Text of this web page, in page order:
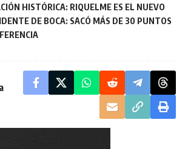
HISTÓRICA: RIQUELME ES EL NUEVO
DE BOCA: SACÓ MÁS DE 30 PUNTOS